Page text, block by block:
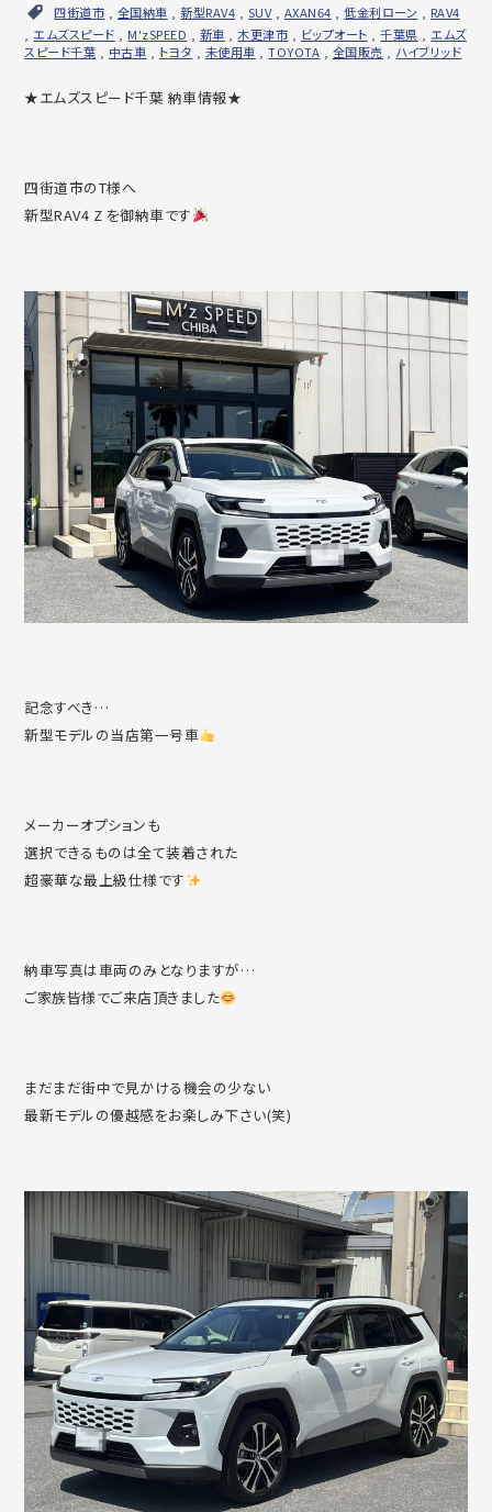
四街道市
全国納車 ,新型RAV4 SUV, AXAN64 ,低金利ローン
RAV4
エムズスピード M'zSPEED 新車 ,木更津市 ビップオート ,千葉県
エムズ
スピード千葉
中古車 トヨタ 未使用車 ,TOYOTA 全国販売 ハイブリッド
★エムズスピード千葉 納車情報★
四街道市のT様へ
新型RAV4 Z を御納車です
記念すべき…
新型モデルの当店第一号車
メーカーオプションも
選択できるものは全て装着された
超豪華な最上級仕様です
納車写真は車両のみとなりますが…
ご家族皆様でご来店頂きました
まだまだ街中で見かける機会の少ない
最新モデルの優越感をお楽しみ下さい(笑)